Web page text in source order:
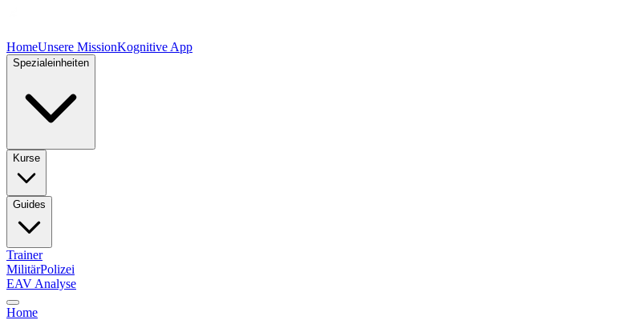
HomeUnsere MissionKognitive App
Spezialeinheiten
Kurse
Guides
Trainer
MilitärPolizei
EAV Analyse
Home